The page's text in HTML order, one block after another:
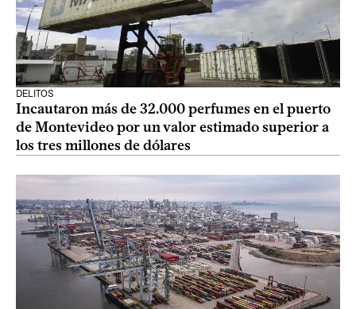
DELITOS
Incautaron más de 32.000 perfumes en el puerto
de Montevideo por un valor estimado superior a
los tres millones de dólares